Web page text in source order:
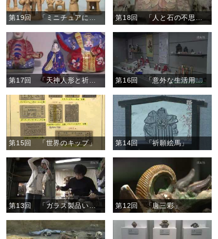
第19回 「ミニチュアにみる生活文化」 第18回 「人と石の不思議な関係」
第17回 「天神人形と祈り」 第16回 「意外な生活用品あれこれ」
第15回 「世界のキップ」 第14回 「祈願絵馬」
第12回 「唐三彩」